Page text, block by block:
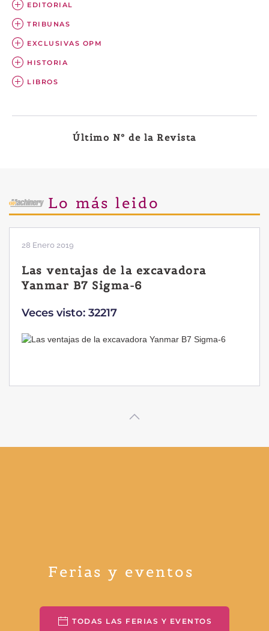
EDITORIAL
TRIBUNAS
EXCLUSIVAS OPM
HISTORIA
LIBROS
Último Nº de la Revista
Lo más leido
28 Enero 2019
Las ventajas de la excavadora
Yanmar B7 Sigma-6
Veces visto: 32217
Ferias y eventos
TODAS LAS FERIAS Y EVENTOS